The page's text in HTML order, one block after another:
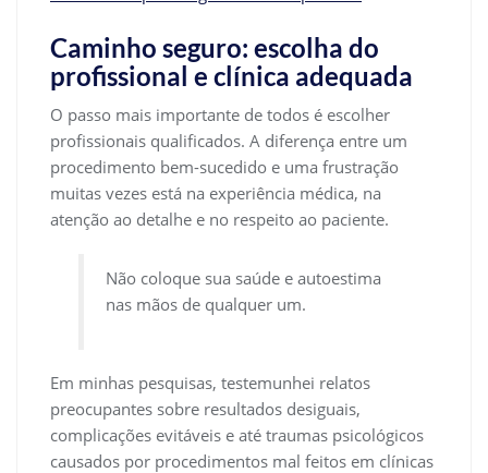
Caminho seguro: escolha do
profissional e clínica adequada
O passo mais importante de todos é escolher
profissionais qualificados. A diferença entre um
procedimento bem-sucedido e uma frustração
muitas vezes está na experiência médica, na
atenção ao detalhe e no respeito ao paciente.
Não coloque sua saúde e autoestima
nas mãos de qualquer um.
Em minhas pesquisas, testemunhei relatos
preocupantes sobre resultados desiguais,
complicações evitáveis e até traumas psicológicos
causados por procedimentos mal feitos em clínicas